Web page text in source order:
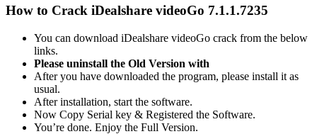
How to Crack iDealshare videoGo 7.1.1.7235
You can download iDealshare videoGo crack from the below
links.
Please uninstall the Old Version with
After you have downloaded the program, please install it as
usual.
After installation, start the software.
Now Copy Serial key & Registered the Software.
You’re done. Enjoy the Full Version.